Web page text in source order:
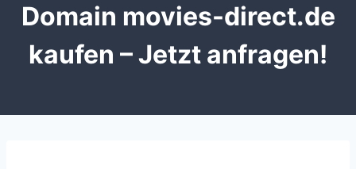
Domain movies-direct.de
kaufen – Jetzt anfragen!